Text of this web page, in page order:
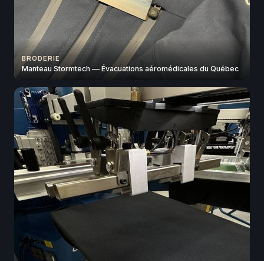
BRODERIE
Manteau Stormtech — Évacuations aéromédicales du Québec